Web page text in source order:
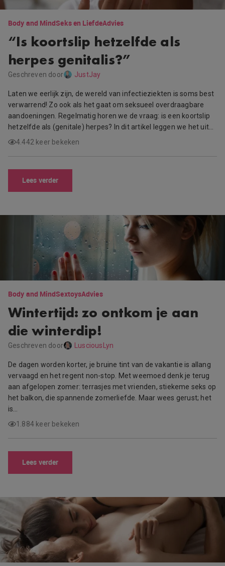
Body and MindSeks en LiefdeAdvies
“Is koortslip hetzelfde als
herpes genitalis?”
Geschreven door JustJay
Laten we eerlijk zijn, de wereld van infectieziekten is soms best
verwarrend! Zo ook als het gaat om seksueel overdraagbare
aandoeningen. Regelmatig horen we de vraag: is een koortslip
hetzelfde als (genitale) herpes? In dit artikel leggen we het uit…
4.442 keer bekeken
Lees verder
Body and MindSextoysAdvies
Wintertijd: zo ontkom je aan
die winterdip!
Geschreven door LusciousLyn
De dagen worden korter, je bruine tint van de vakantie is allang
vervaagd en het regent non-stop. Met weemoed denk je terug
aan afgelopen zomer: terrasjes met vrienden, stiekeme seks op
het balkon, die spannende zomerliefde. Maar wees gerust; het
is…
1.884 keer bekeken
Lees verder